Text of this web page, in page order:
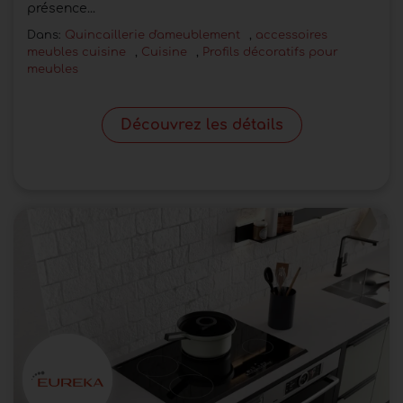
présence...
Dans: Quincaillerie d'ameublement
accessoires
meubles cuisine
Cuisine
Profils décoratifs pour
meubles
Découvrez les détails